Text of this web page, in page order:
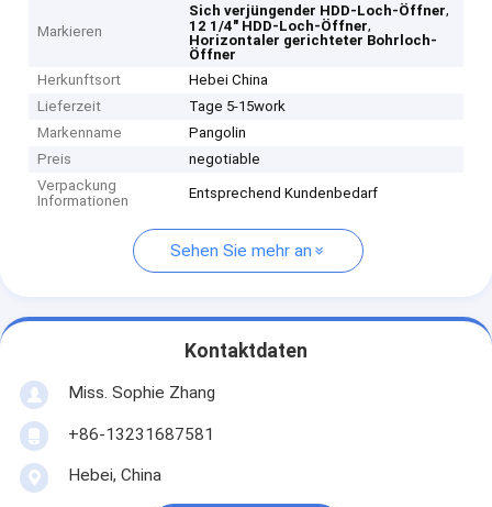
Markieren
Sich verjüngender HDD-Loch-Öffner,
12 1/4" HDD-Loch-Öffner,
Horizontaler gerichteter Bohrloch-
Öffner
Herkunftsort
Hebei China
Lieferzeit
Tage 5-15work
Markenname
Pangolin
Preis
negotiable
Verpackung
Informationen
Entsprechend Kundenbedarf
Sehen Sie mehr an
Kontaktdaten
Miss. Sophie Zhang
+86-13231687581
Hebei, China